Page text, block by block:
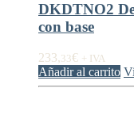
DKDTNO2
con base
233,33€ + IVA
Añadir al carrito